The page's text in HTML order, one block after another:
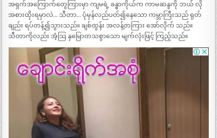
အရှက်အကြောက်တွေကြားမှာ ကျမရဲ့ ခန္ဓာကိုယ်က ကာမဆန္ဒကို ဘယ် လို
အစားထိုးရမှာလဲ… သီတာ… ပုံမှန်လည်ပတ်၍နေသော ကမ္ဘာကြီးသည် ရုတ်
ချည်း ရပ်တန့်၍သွားသည်။ ချစ်ထွန်း အလန့်တကြား အော်လိုက် သည်။
သီတာကိုလည်း အံ့သြ နှမြောတသစွာသော မျက်လုံးဖြင့် ကြည့်သည်။